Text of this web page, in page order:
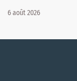
6 août 2026